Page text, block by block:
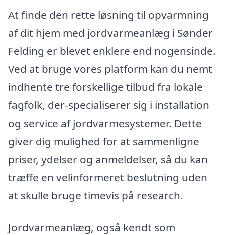
At finde den rette løsning til opvarmning
af dit hjem med jordvarmeanlæg i Sønder
Felding er blevet enklere end nogensinde.
Ved at bruge vores platform kan du nemt
indhente tre forskellige tilbud fra lokale
fagfolk, der-specialiserer sig i installation
og service af jordvarmesystemer. Dette
giver dig mulighed for at sammenligne
priser, ydelser og anmeldelser, så du kan
træffe en velinformeret beslutning uden
at skulle bruge timevis på research.
Jordvarmeanlæg, også kendt som